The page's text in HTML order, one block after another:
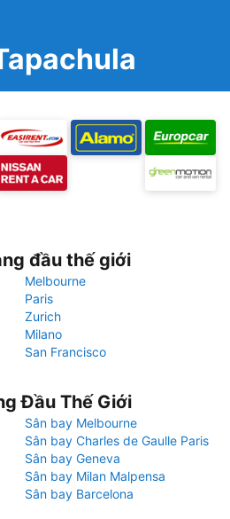
đầu thế giới
Melbourne
Paris
Zurich
Milano
San Francisco
Đầu Thế Giới
Sân bay Melbourne
Sân bay Charles de Gaulle Paris
Sân bay Geneva
Sân bay Milan Malpensa
Sân bay Barcelona